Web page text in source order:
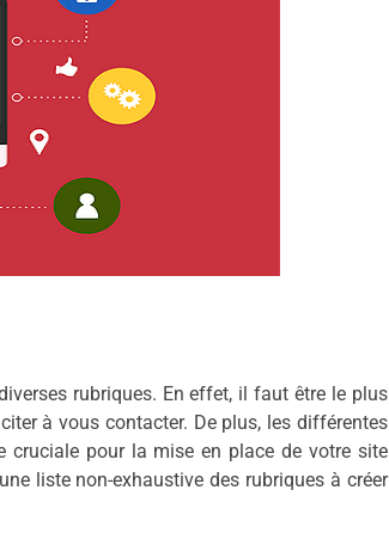
rubriques. En effet, il faut être le plus
à vous contacter. De plus, les différentes
cruciale pour la mise en place de votre site
liste non-exhaustive des rubriques à créer